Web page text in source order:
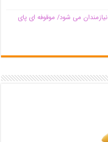
می شود/ موقوفه ای پای